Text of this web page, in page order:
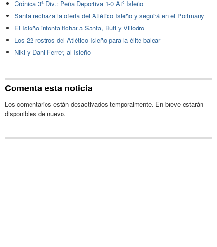
Crónica 3ª Div.: Peña Deportiva 1-0 Atº Isleño
Santa rechaza la oferta del Atlético Isleño y seguirá en el Portmany
El Isleño intenta fichar a Santa, Buti y Villodre
Los 22 rostros del Atlético Isleño para la élite balear
Niki y Dani Ferrer, al Isleño
Comenta esta noticia
Los comentarios están desactivados temporalmente. En breve estarán
disponibles de nuevo.